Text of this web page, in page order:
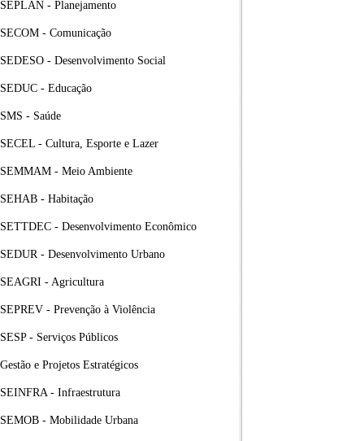
SEPLAN - Planejamento
SECOM - Comunicação
SEDESO - Desenvolvimento Social
SEDUC - Educação
SMS - Saúde
SECEL - Cultura, Esporte e Lazer
SEMMAM - Meio Ambiente
SEHAB - Habitação
SETTDEC - Desenvolvimento Econômico
SEDUR - Desenvolvimento Urbano
SEAGRI - Agricultura
SEPREV - Prevenção à Violência
SESP - Serviços Públicos
Gestão e Projetos Estratégicos
SEINFRA - Infraestrutura
SEMOB - Mobilidade Urbana